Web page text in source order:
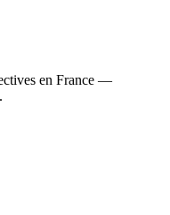
en France —